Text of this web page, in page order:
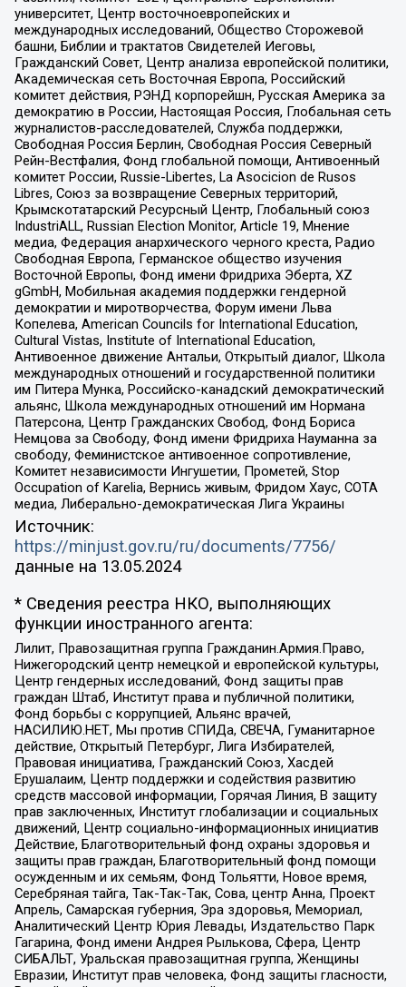
университет, Центр восточноевропейских и
международных исследований, Общество Сторожевой
башни, Библии и трактатов Свидетелей Иеговы,
Гражданский Совет, Центр анализа европейской политики,
Академическая сеть Восточная Европа, Российский
комитет действия, РЭНД корпорейшн, Русская Америка за
демократию в России, Настоящая Россия, Глобальная сеть
журналистов-расследователей, Служба поддержки,
Свободная Россия Берлин, Свободная Россия Северный
Рейн-Вестфалия, Фонд глобальной помощи, Антивоенный
комитет России, Russie-Libertes, La Asocicion de Rusos
Libres, Союз за возвращение Северных территорий,
Крымскотатарский Ресурсный Центр, Глобальный союз
IndustriALL, Russian Election Monitor, Article 19, Мнение
медиа, Федерация анархического черного креста, Радио
Свободная Европа, Германское общество изучения
Восточной Европы, Фонд имени Фридриха Эберта, XZ
gGmbH, Мобильная академия поддержки гендерной
демократии и миротворчества, Форум имени Льва
Копелева, American Councils for International Education,
Cultural Vistas, Institute of International Education,
Антивоенное движение Антальи, Открытый диалог, Школа
международных отношений и государственной политики
им Питера Мунка, Российско-канадский демократический
альянс, Школа международных отношений им Нормана
Патерсона, Центр Гражданских Свобод, Фонд Бориса
Немцова за Свободу, Фонд имени Фридриха Науманна за
свободу, Феминистское антивоенное сопротивление,
Комитет независимости Ингушетии, Прометей, Stop
Occupation of Karelia, Вернись живым, Фридом Хаус, СОТА
медиа, Либерально-демократическая Лига Украины
Источник:
https://minjust.gov.ru/ru/documents/7756/
данные на 13.05.2024
* Сведения реестра НКО, выполняющих
функции иностранного агента:
Лилит, Правозащитная группа Гражданин.Армия.Право,
Нижегородский центр немецкой и европейской культуры,
Центр гендерных исследований, Фонд защиты прав
граждан Штаб, Институт права и публичной политики,
Фонд борьбы с коррупцией, Альянс врачей,
НАСИЛИЮ.НЕТ, Мы против СПИДа, СВЕЧА, Гуманитарное
действие, Открытый Петербург, Лига Избирателей,
Правовая инициатива, Гражданский Союз, Хасдей
Ерушалаим, Центр поддержки и содействия развитию
средств массовой информации, Горячая Линия, В защиту
прав заключенных, Институт глобализации и социальных
движений, Центр социально-информационных инициатив
Действие, Благотворительный фонд охраны здоровья и
защиты прав граждан, Благотворительный фонд помощи
осужденным и их семьям, Фонд Тольятти, Новое время,
Серебряная тайга, Так-Так-Так, Сова, центр Анна, Проект
Апрель, Самарская губерния, Эра здоровья, Мемориал,
Аналитический Центр Юрия Левады, Издательство Парк
Гагарина, Фонд имени Андрея Рылькова, Сфера, Центр
СИБАЛЬТ, Уральская правозащитная группа, Женщины
Евразии, Институт прав человека, Фонд защиты гласности,